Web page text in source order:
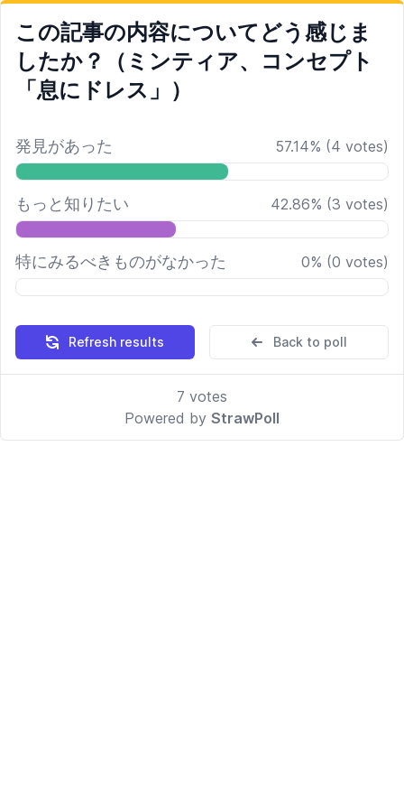
この記事の内容についてどう感じま
したか？（ミンティア、コンセプト
「息にドレス」）
発見があった 57.14% (4 votes)
もっと知りたい 42.86% (3 votes)
特にみるべきものがなかった 0% (0 votes)
Refresh results Back to poll
7 votes
Powered by StrawPoll